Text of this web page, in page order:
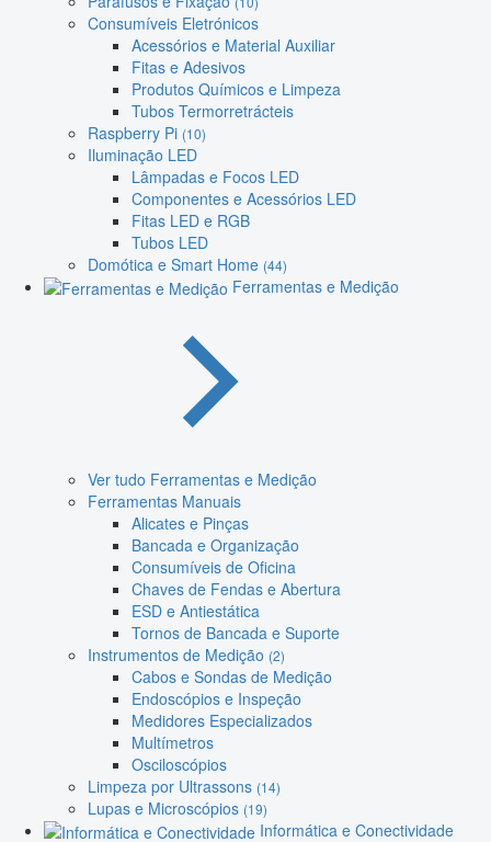
Consumíveis Eletrónicos
Acessórios e Material Auxiliar
Fitas e Adesivos
Produtos Químicos e Limpeza
Tubos Termorretrácteis
Raspberry Pi (10)
Iluminação LED
Lâmpadas e Focos LED
Componentes e Acessórios LED
Fitas LED e RGB
Tubos LED
Domótica e Smart Home (44)
Ferramentas e Medição
Ver tudo Ferramentas e Medição
Ferramentas Manuais
Alicates e Pinças
Bancada e Organização
Consumíveis de Oficina
Chaves de Fendas e Abertura
ESD e Antiestática
Tornos de Bancada e Suporte
Instrumentos de Medição (2)
Cabos e Sondas de Medição
Endoscópios e Inspeção
Medidores Especializados
Multímetros
Osciloscópios
Limpeza por Ultrassons (14)
Lupas e Microscópios (19)
Informática e Conectividade